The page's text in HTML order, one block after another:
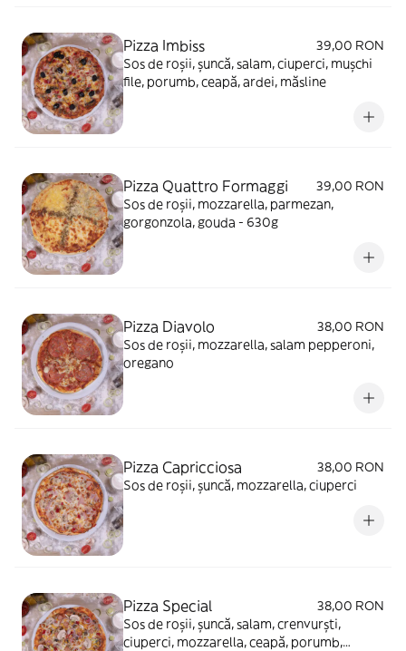
Pizza Imbiss
39,00 RON
Sos de roșii, șuncă, salam, ciuperci, mușchi
file, porumb, ceapă, ardei, măsline
Pizza Quattro Formaggi
39,00 RON
Sos de roșii, mozzarella, parmezan,
gorgonzola, gouda - 630g
Pizza Diavolo
38,00 RON
Sos de roșii, mozzarella, salam pepperoni,
oregano
Pizza Capricciosa
38,00 RON
Sos de roșii, șuncă, mozzarella, ciuperci
Pizza Special
38,00 RON
Sos de roșii, șuncă, salam, crenvurști,
ciuperci, mozzarella, ceapă, porumb,